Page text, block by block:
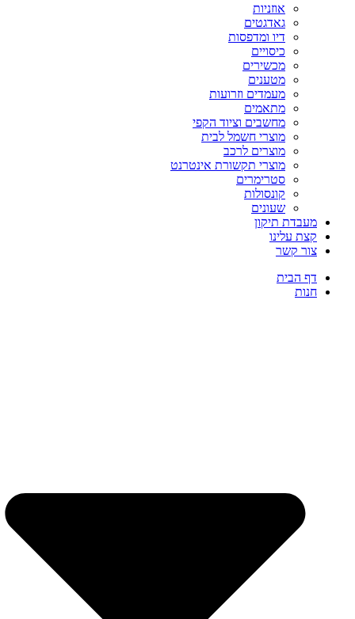
אוזניות
גאדגטים
דיו ומדפסות
כיסויים
מכשירים
מטענים
מעמדים וזרועות
מתאמים
מחשבים וציוד הקפי
מוצרי חשמל לבית
מוצרים לרכב
מוצרי תקשורת אינטרנט
סטרימרים
קונסולות
שעונים
מעבדת תיקון
קצת עלינו
צור קשר
דף הבית
חנות